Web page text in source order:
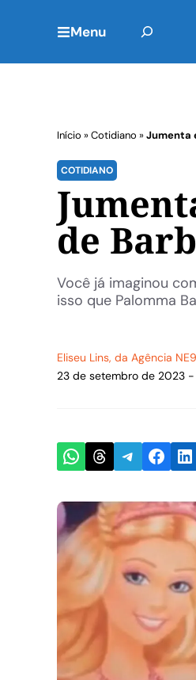
Menu
Início »Cotidiano »Jumenta
COTIDIANO
de
Você já imaginou
isso que Palomma
Eliseu Lins, da Agência NE9
23 de setembro de 2023
Share on WhatsApp
Share on Threads
Share on Telegram
Share on